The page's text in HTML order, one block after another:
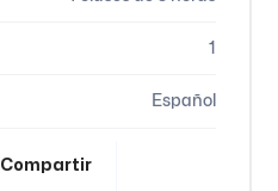
1
Español
Compartir